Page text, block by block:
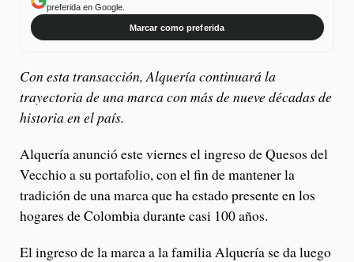
preferida en Google.
Marcar como preferida
Con esta transacción, Alquería continuará la
trayectoria de una marca con más de nueve décadas de
historia en el país.
Alquería anunció este viernes el ingreso de Quesos del
Vecchio a su portafolio, con el fin de mantener la
tradición de una marca que ha estado presente en los
hogares de Colombia durante casi 100 años.
El ingreso de la marca a la familia Alquería se da luego